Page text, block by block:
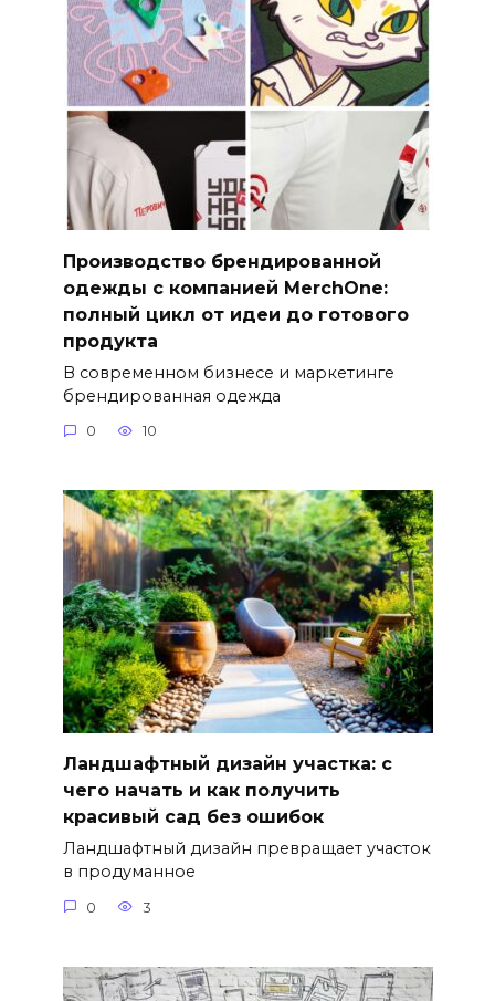
Производство брендированной
одежды с компанией MerchOne:
полный цикл от идеи до готового
продукта
В современном бизнесе и маркетинге
брендированная одежда
0 10
Ландшафтный дизайн участка: с
чего начать и как получить
красивый сад без ошибок
Ландшафтный дизайн превращает участок
в продуманное
0 3